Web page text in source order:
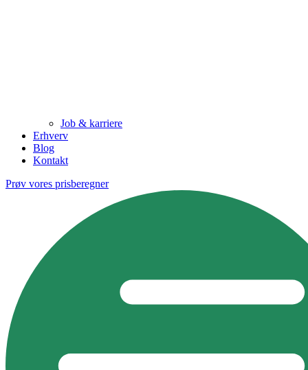
Job & karriere
Erhverv
Blog
Kontakt
Prøv vores prisberegner